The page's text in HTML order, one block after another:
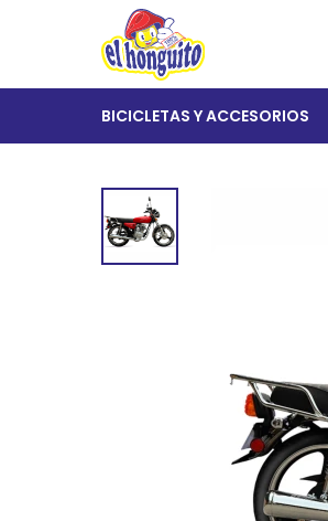
BICICLETAS Y ACCESORIOS